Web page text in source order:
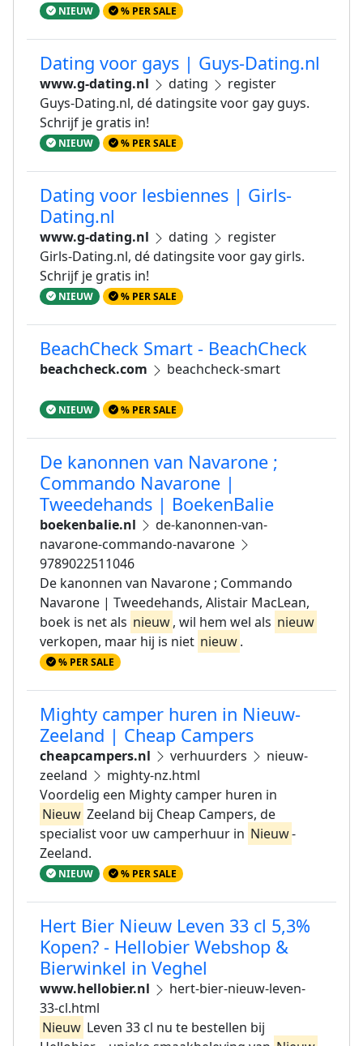
NIEUW % PER SALE
Dating voor gays | Guys-Dating.nl
www.g-dating.nl dating
register
Guys-Dating.nl, dé datingsite voor gay guys.
Schrijf je gratis in!
NIEUW % PER SALE
Dating voor lesbiennes | Girls-
Dating.nl
www.g-dating.nl dating
register
Girls-Dating.nl, dé datingsite voor gay girls.
Schrijf je gratis in!
NIEUW % PER SALE
BeachCheck Smart - BeachCheck
beachcheck.com beachcheck-smart
NIEUW % PER SALE
De kanonnen van Navarone ;
Commando Navarone |
Tweedehands | BoekenBalie
boekenbalie.nl
de-kanonnen-van-
navarone-commando-navarone
9789022511046
De kanonnen van Navarone ; Commando
Navarone | Tweedehands, Alistair MacLean,
boek is net als nieuw, wil hem wel als nieuw
verkopen, maar hij is niet nieuw.
% PER SALE
Mighty camper huren in Nieuw-
Zeeland | Cheap Campers
cheapcampers.nl verhuurders
nieuw-
zeeland
mighty-nz.html
Voordelig een Mighty camper huren in
Nieuw Zeeland bij Cheap Campers, de
specialist voor uw camperhuur in Nieuw-
Zeeland.
NIEUW % PER SALE
Hert Bier Nieuw Leven 33 cl 5,3%
Kopen? - Hellobier Webshop &
Bierwinkel in Veghel
www.hellobier.nl
hert-bier-nieuw-leven-
33-cl.html
Nieuw Leven 33 cl nu te bestellen bij